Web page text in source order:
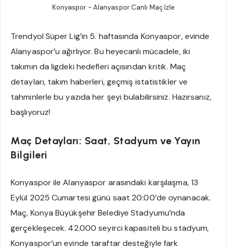
Konyaspor - Alanyaspor Canlı Maç İzle
Trendyol Süper Lig’in 5. haftasında Konyaspor, evinde
Alanyaspor’u ağırlıyor. Bu heyecanlı mücadele, iki
takımın da ligdeki hedefleri açısından kritik. Maç
detayları, takım haberleri, geçmiş istatistikler ve
tahminlerle bu yazıda her şeyi bulabilirsiniz. Hazırsanız,
başlıyoruz!
Maç Detayları: Saat, Stadyum ve Yayın
Bilgileri
Konyaspor ile Alanyaspor arasındaki karşılaşma, 13
Eylül 2025 Cumartesi günü saat 20:00’de oynanacak.
Maç, Konya Büyükşehir Belediye Stadyumu’nda
gerçekleşecek. 42.000 seyirci kapasiteli bu stadyum,
Konyaspor’un evinde taraftar desteğiyle fark